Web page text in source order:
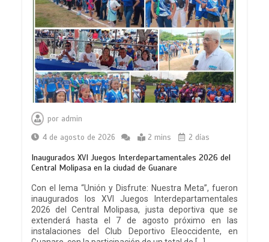
por admin
4 de agosto de 2026
2 mins 2 días
Inaugurados XVI Juegos Interdepartamentales 2026 del
Central Molipasa en la ciudad de Guanare
Con el lema “Unión y Disfrute: Nuestra Meta”, fueron
inaugurados los XVI Juegos Interdepartamentales
2026 del Central Molipasa, justa deportiva que se
extenderá hasta el 7 de agosto próximo en las
instalaciones del Club Deportivo Eleoccidente, en